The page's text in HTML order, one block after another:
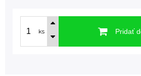
ks Pridať